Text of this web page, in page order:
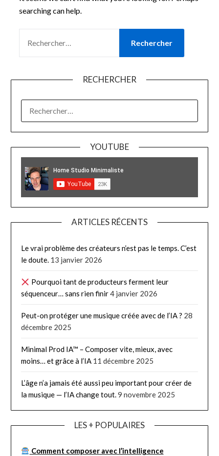
searching can help.
RECHERCHER
YOUTUBE
ARTICLES RÉCENTS
Le vrai problème des créateurs n’est pas le temps. C’est
le doute. 13 janvier 2026
Pourquoi tant de producteurs ferment leur
séquenceur… sans rien finir4 janvier 2026
Peut-on protéger une musique créée avec de l’IA ? 28
décembre 2025
Minimal Prod IA™ – Composer vite, mieux, avec
moins… et grâce à l’IA 11 décembre 2025
L’âge n’a jamais été aussi peu important pour créer de
la musique — l’IA change tout.9 novembre 2025
LES + POPULAIRES
Comment composer avec l’intelligence